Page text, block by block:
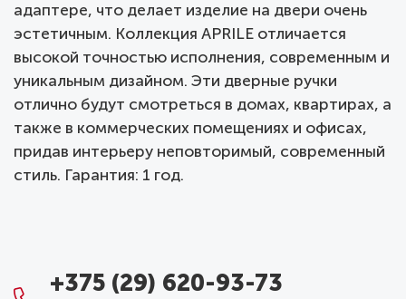
адаптере, что делает изделие на двери очень
эстетичным. Коллекция APRILE отличается
высокой точностью исполнения, современным и
уникальным дизайном. Эти дверные ручки
отлично будут смотреться в домах, квартирах, а
также в коммерческих помещениях и офисах,
придав интерьеру неповторимый, современный
стиль. Гарантия: 1 год.
+375 (29) 620-93-73